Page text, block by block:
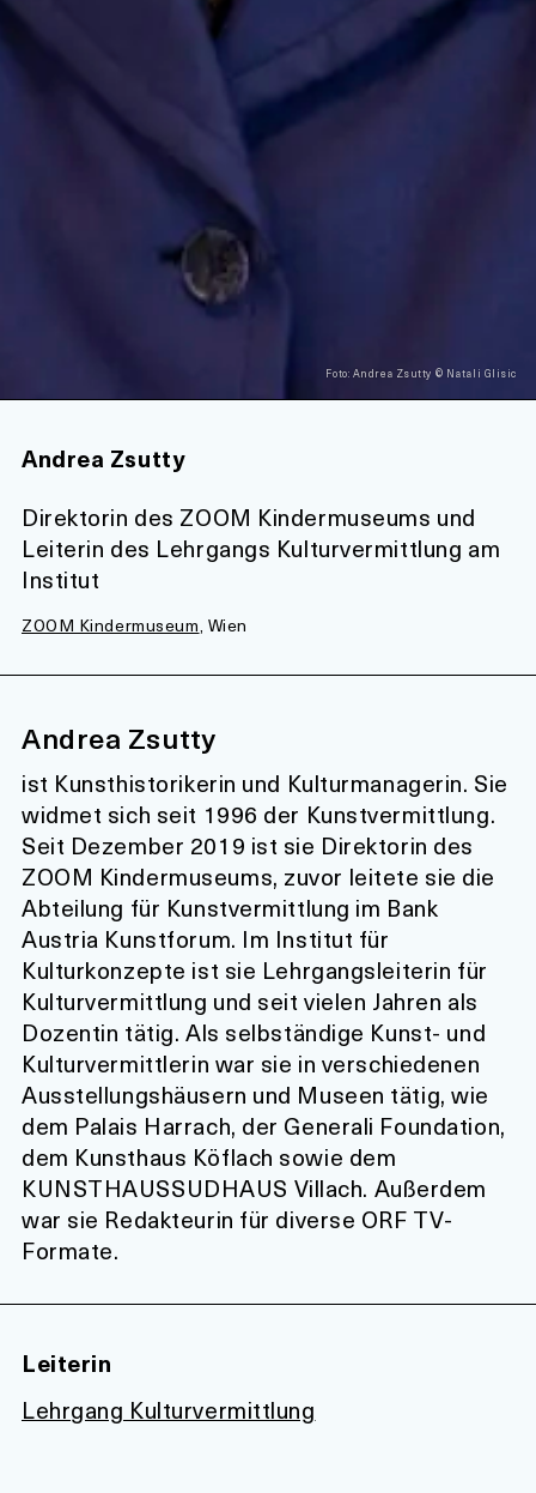
Foto: Andrea Zsutty © Natali Glisic
Andrea Zsutty
Direktorin des ZOOM Kindermuseums und
Leiterin des Lehrgangs Kulturvermittlung am
Institut
ZOOM Kindermuseum, Wien
Andrea Zsutty
ist Kunsthistorikerin und Kulturmanagerin. Sie
widmet sich seit 1996 der Kunstvermittlung.
Seit Dezember 2019 ist sie Direktorin des
ZOOM Kindermuseums, zuvor leitete sie die
Abteilung für Kunstvermittlung im Bank
Austria Kunstforum. Im Institut für
Kulturkonzepte ist sie Lehrgangsleiterin für
Kulturvermittlung und seit vielen Jahren als
Dozentin tätig. Als selbständige Kunst- und
Kulturvermittlerin war sie in verschiedenen
Ausstellungshäusern und Museen tätig, wie
dem Palais Harrach, der Generali Foundation,
dem Kunsthaus Köflach sowie dem
KUNSTHAUSSUDHAUS Villach. Außerdem
war sie Redakteurin für diverse ORF TV-
Formate.
Leiterin
Lehrgang Kulturvermittlung